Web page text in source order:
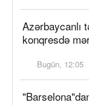
Azərbaycanlı
konqresdə
Bugün, 12:05